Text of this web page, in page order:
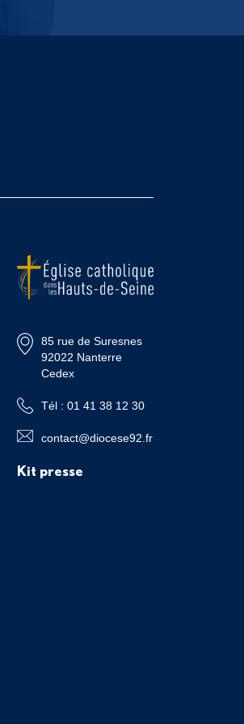
85 rue de Suresnes
92022 Nanterre
Cedex
Tél : 01 41 38 12 30
contact@diocese92.fr
Kit presse